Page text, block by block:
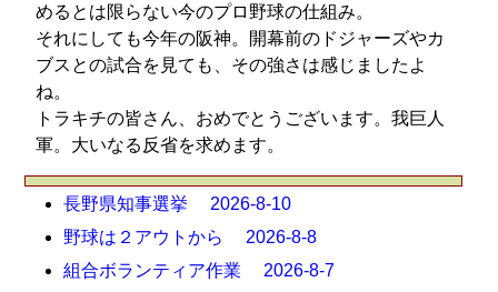
めるとは限らない今のプロ野球の仕組み。
それにしても今年の阪神。開幕前のドジャーズやカ
ブスとの試合を見ても、その強さは感じましたよ
ね。
トラキチの皆さん、おめでとうございます。我巨人
軍。大いなる反省を求めます。
長野県知事選挙 2026-8-10
野球は２アウトから 2026-8-8
組合ボランティア作業 2026-8-7